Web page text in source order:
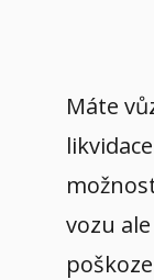
Máte
vozu